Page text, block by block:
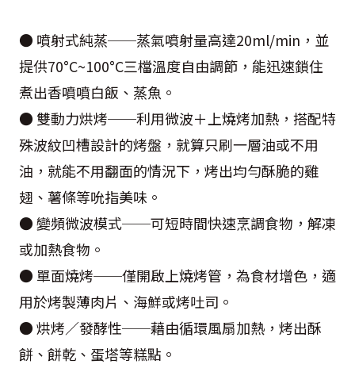
● 噴射式純蒸──蒸氣噴射量高達20ml/min，並
提供70°C~100°C三檔溫度自由調節，能迅速鎖住
煮出香噴噴白飯、蒸魚。
● 雙動力烘烤──利用微波＋上燒烤加熱，搭配特
殊波紋凹槽設計的烤盤，就算只刷一層油或不用
油，就能不用翻面的情況下，烤出均勻酥脆的雞
翅、薯條等吮指美味。
● 變頻微波模式──可短時間快速烹調食物，解凍
或加熱食物。
● 單面燒烤──僅開啟上燒烤管，為食材增色，適
用於烤製薄肉片、海鮮或烤吐司。
● 烘烤／發酵性──藉由循環風扇加熱，烤出酥
餅、餅乾、蛋塔等糕點。